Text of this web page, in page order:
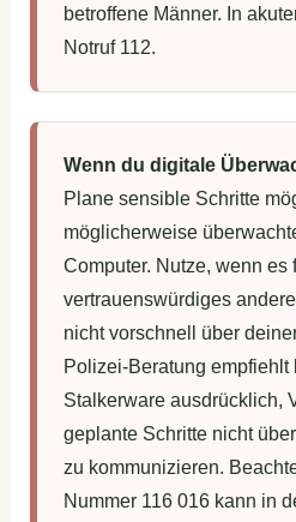
betroffene Männer. In
Notruf 112.
Wenn du digitale
Plane sensible Schritte
möglicherweise
Computer. Nutze, wenn es
vertrauenswürdiges
nicht vorschnell über
Polizei-Beratung empfiehlt
Stalkerware ausdrücklich,
geplante Schritte nicht
zu kommunizieren.
Nummer 116 016 kann in